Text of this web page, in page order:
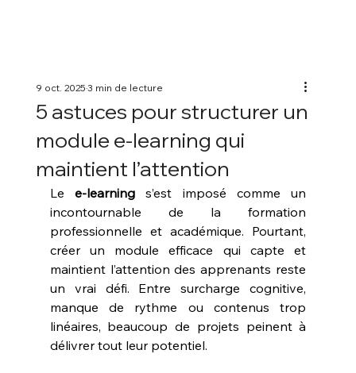
5 astuces pour structurer un
module e-learning qui
maintient l’attention
9 oct. 20253 min de lecture
Le e-learning s’est imposé comme un
incontournable de la formation
professionnelle et académique. Pourtant,
créer un module efficace qui capte et
maintient l’attention des apprenants reste
un vrai défi. Entre surcharge cognitive,
manque de rythme ou contenus trop
linéaires, beaucoup de projets peinent à
délivrer tout leur potentiel.